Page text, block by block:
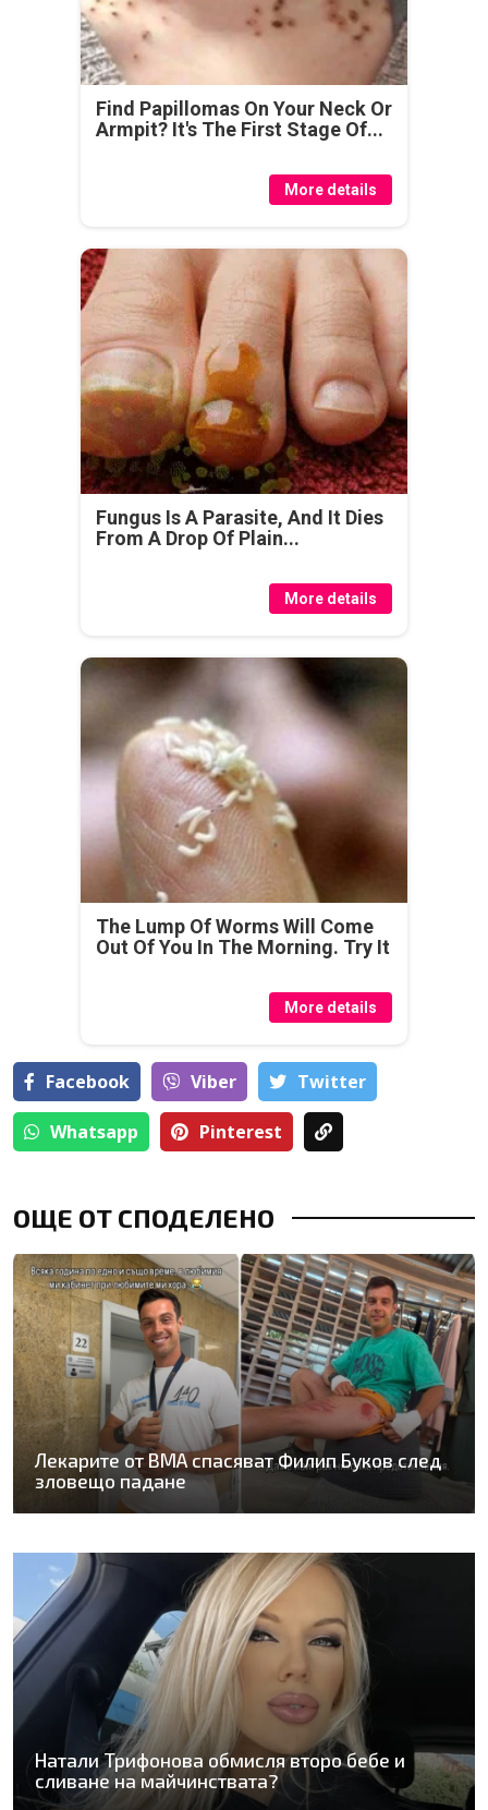
Find Papillomas On Your Neck Or
Armpit? It's The First Stage Of...
More details
Fungus Is A Parasite, And It Dies
From A Drop Of Plain...
More details
The Lump Of Worms Will Come
Out Of You In The Morning. Try It
More details
Facebook Viber Тwitter
Whatsapp Pinterest
ОЩЕ ОТ СПОДЕЛЕНО
Лекарите от ВМА спасяват Филип Буков след
зловещо падане
Натали Трифонова обмисля второ бебе и
сливане на майчинствата?